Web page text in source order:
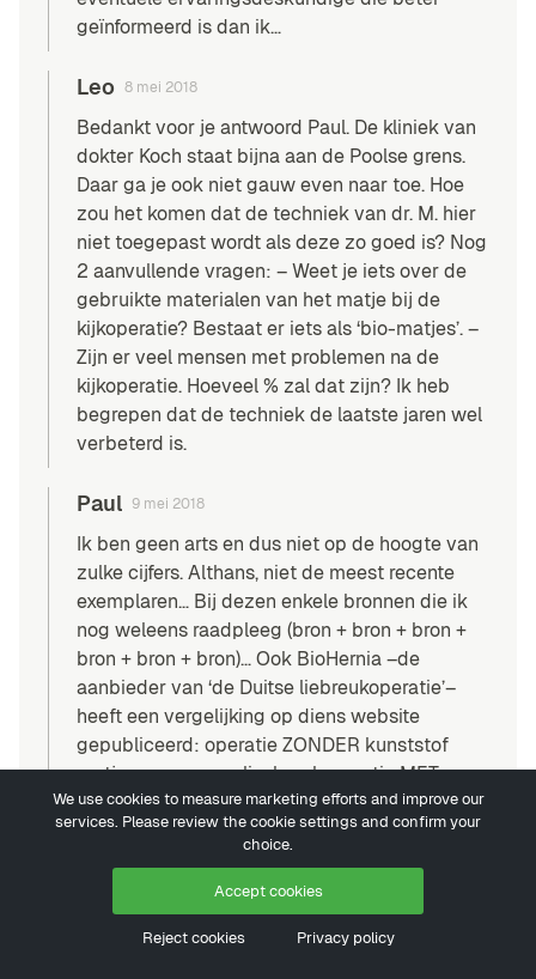
geïnformeerd is dan ik…
Leo 8 mei 2018
Bedankt voor je antwoord Paul. De kliniek van
dokter Koch staat bijna aan de Poolse grens.
Daar ga je ook niet gauw even naar toe. Hoe
zou het komen dat de techniek van dr. M. hier
niet toegepast wordt als deze zo goed is? Nog
2 aanvullende vragen: – Weet je iets over de
gebruikte materialen van het matje bij de
kijkoperatie? Bestaat er iets als ‘bio-matjes’. –
Zijn er veel mensen met problemen na de
kijkoperatie. Hoeveel % zal dat zijn? Ik heb
begrepen dat de techniek de laatste jaren wel
verbeterd is.
Paul 9 mei 2018
Ik ben geen arts en dus niet op de hoogte van
zulke cijfers. Althans, niet de meest recente
exemplaren… Bij dezen enkele bronnen die ik
nog weleens raadpleeg (bron + bron + bron +
bron + bron + bron)… Ook BioHernia –de
aanbieder van ‘de Duitse liebreukoperatie’–
heeft een vergelijking op diens website
gepubliceerd: operatie ZONDER kunststof
matje versus open liesbreukoperatie MET
matje versus kijkoperatie MET kunststof matje
(bron )… De vergelijking wordt gestaafd met
grondig onderbouwd. Bovendien heeft
BioHernia baar bij het ‘verkopen’ van één
specifieke methode, dus ik kan me voorstellen
We use cookies to measure marketing efforts and improve our
services. Please review the cookie settings and confirm your
choice.
Accept cookies
Reject cookies Privacy policy